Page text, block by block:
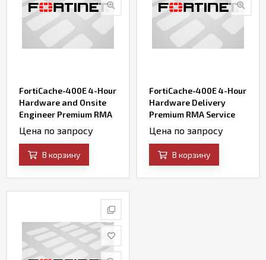
FortiCache-400E 4-Hour
Hardware and Onsite
Engineer Premium RMA
Service (requires 24x7
support)
Цена по запросу
В корзину
FortiCache-400E 4-Hour
Hardware Delivery
Premium RMA Service
(requires 24x7 support)
Цена по запросу
В корзину